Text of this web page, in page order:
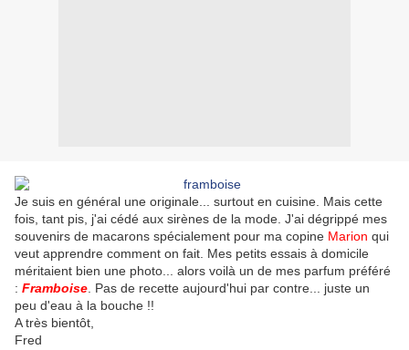
Je suis en général une originale... surtout en cuisine. Mais cette
fois, tant pis, j'ai cédé aux sirènes de la mode. J'ai dégrippé mes
souvenirs de macarons spécialement pour ma copine Marion qui
veut apprendre comment on fait. Mes petits essais à domicile
méritaient bien une photo... alors voilà un de mes parfum préféré
: Framboise . Pas de recette aujourd'hui par contre... juste un
peu d'eau à la bouche !!
A très bientôt,
Fred